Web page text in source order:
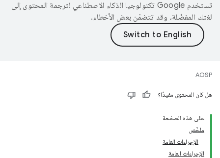
تستخدم Google تكنولوجيا الذكاء الاصطناعي لترجمة المحتوى إلى
لغتك المفضّلة، وقد تتضمّن بعض الأخطاء.
AOSP
هل كان المحتوى مفيدًا؟
على هذه الصفحة
ملخّص
الإجراءات العامة
الإجراءات العامة